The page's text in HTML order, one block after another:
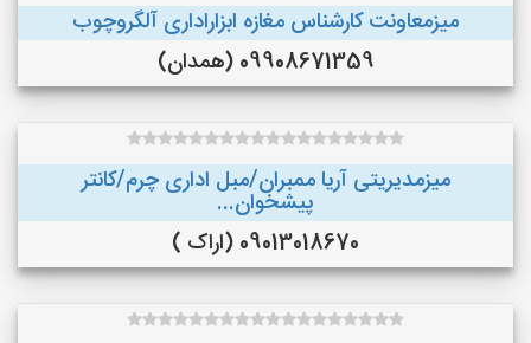
میزمعاونت کارشناس مغازه ابزاراداری آلگروچوب
09908671359 (همدان)
میزمدیریتی آریا ممبران/مبل اداری چرم/کانتر
پیشخوان...
09013018670 (اراک )